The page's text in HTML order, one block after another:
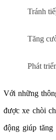
Tránh
Tăng
Phát
Với những
đượcxe chòi
động giúp